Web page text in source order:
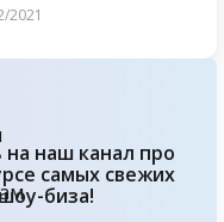
2021
наш канал про
самых свежих
биза!